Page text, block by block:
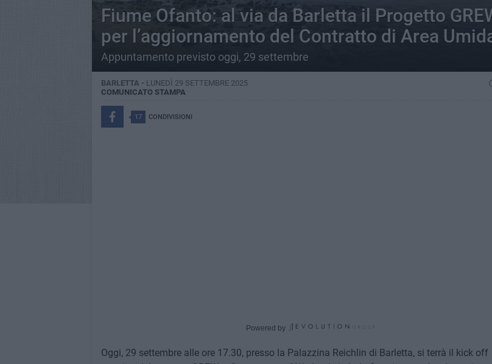
Fiume Ofanto: al via da Barletta il Progetto
per l’aggiornamento del Contratto di Area
Appuntamento previsto oggi, 29 settembre
BARLETTA - LUNEDÌ 29 SETTEMBRE 2025
COMUNICATO STAMPA
17 CONDIVISIONI
Powered by
Oggi, 29 settembre alle ore 17.30, presso la Palazzina Reichlin di Barletta, si terrà il kick off